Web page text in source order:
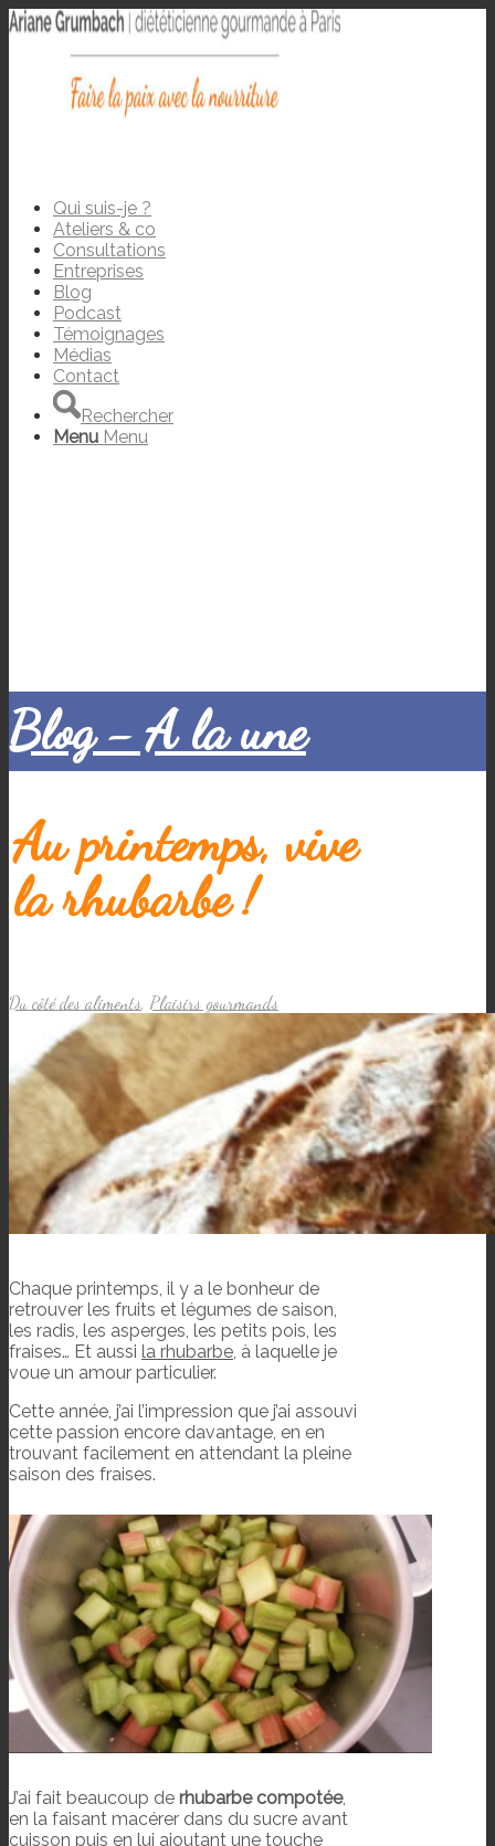
Qui suis-je ?
Ateliers & co
Consultations
Entreprises
Blog
Podcast
Témoignages
Médias
Contact
Rechercher
Menu Menu
Blog - A la une
Au printemps, vive
la rhubarbe !
Du côté des aliments Plaisirs gourmands
Chaque printemps, il y a le bonheur de
retrouver les fruits et légumes de saison,
les radis, les asperges, les petits pois, les
fraises… Et aussi la rhubarbe , à laquelle je
voue un amour particulier.
Cette année, j’ai l’impression que j’ai assouvi
cette passion encore davantage, en en
trouvant facilement en attendant la pleine
saison des fraises.
J’ai fait beaucoup de rhubarbe compotée,
en la faisant macérer dans du sucre avant
cuisson puis en lui ajoutant une touche